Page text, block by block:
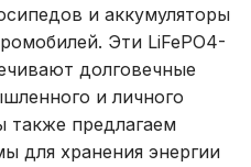
и аккумуляторы
Эти LiFePO4-
долговечные
и личного
также предлагаем
для хранения энергии